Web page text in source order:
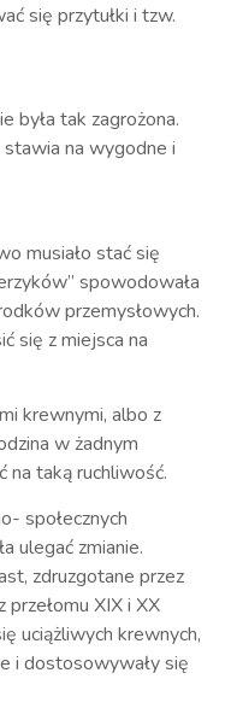
się przytułki i tzw.
była tak zagrożona.
stawia na wygodne i
musiało stać się
spowodowała
przemysłowych.
się z miejsca na
krewnymi, albo z
w żadnym
na taką ruchliwość.
społecznych
ulegać zmianie.
zdruzgotane przez
XIX i XX
uciążliwych krewnych,
i dostosowywały się